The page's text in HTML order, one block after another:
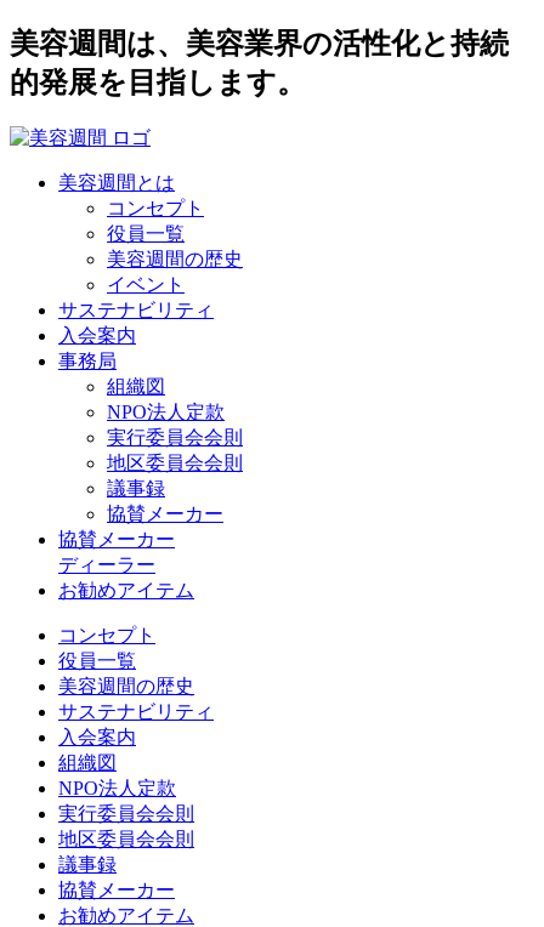
美容週間は、美容業界の活性化と持続
的発展を目指します。
美容週間とは
コンセプト
役員一覧
美容週間の歴史
イベント
サステナビリティ
入会案内
事務局
組織図
NPO法人定款
実行委員会会則
地区委員会会則
議事録
協賛メーカー
協賛メーカー
ディーラー
お勧めアイテム
コンセプト
役員一覧
美容週間の歴史
サステナビリティ
入会案内
組織図
NPO法人定款
実行委員会会則
地区委員会会則
議事録
協賛メーカー
お勧めアイテム